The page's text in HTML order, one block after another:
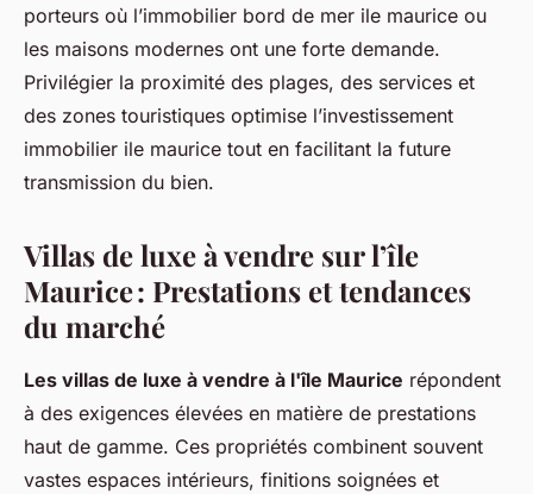
porteurs où l’immobilier bord de mer ile maurice ou
les maisons modernes ont une forte demande.
Privilégier la proximité des plages, des services et
des zones touristiques optimise l’investissement
immobilier ile maurice tout en facilitant la future
transmission du bien.
Villas de luxe à vendre sur l’île
Maurice : Prestations et tendances
du marché
Les villas de luxe à vendre à l'île Maurice répondent
à des exigences élevées en matière de prestations
haut de gamme. Ces propriétés combinent souvent
vastes espaces intérieurs, finitions soignées et